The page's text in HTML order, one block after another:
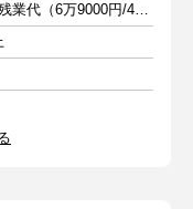
月給30～35万円 ※固定残業代（6万9000円/45時間相当分）含む